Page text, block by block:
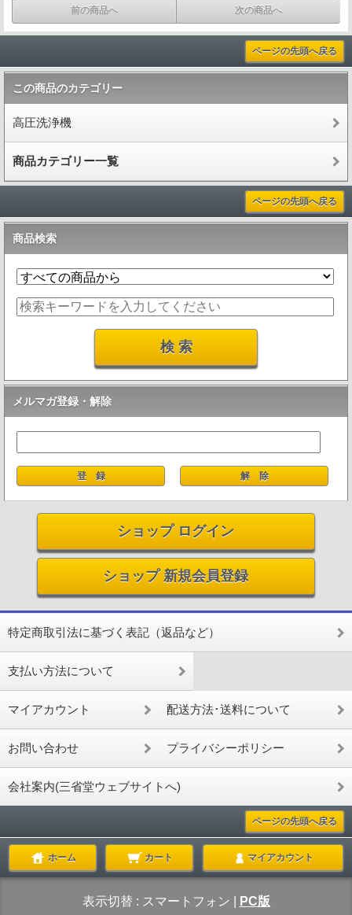
前の商品へ 次の商品へ
ページの先頭へ戻る
この商品のカテゴリー
高圧洗浄機
商品カテゴリー一覧
ページの先頭へ戻る
商品検索
メルマガ登録・解除
ショップ ログイン
ショップ 新規会員登録
特定商取引法に基づく表記（返品など）
支払い方法について
マイアカウント 配送方法･送料について
お問い合わせ プライバシーポリシー
会社案内(三省堂ウェブサイトへ)
ページの先頭へ戻る
ホーム カート マイアカウント
表示切替 : スマートフォン PC版